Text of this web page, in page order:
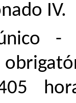
IV.
-